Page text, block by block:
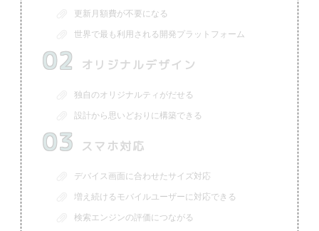
更新月額費が不要になる
世界で最も利用される開発プラットフォーム
02 オリジナルデザイン
独自のオリジナルティがだせる
設計から思いどおりに構築できる
03 スマホ対応
デバイス画面に合わせたサイズ対応
増え続けるモバイルユーザーに対応できる
検索エンジンの評価につながる